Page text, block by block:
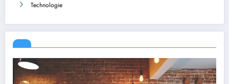
Technologie